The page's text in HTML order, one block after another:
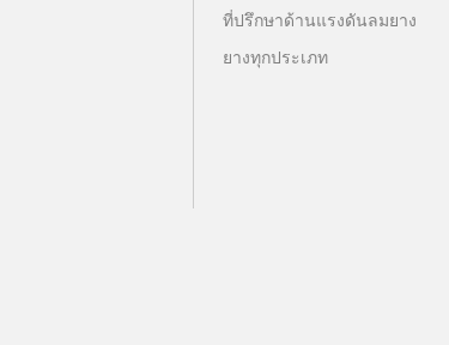
ที่ปรึกษาด้านแรงดันลมยาง
ยางทุกประเภท